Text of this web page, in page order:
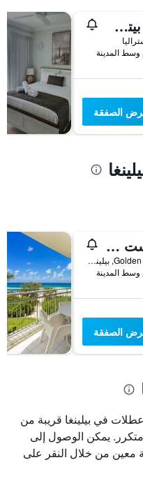
كريستال بيتش فرونت أبارتمنتس
الصفقة
جولد كوست أيربورت موتل
95 Golden Four Drive, بيلينغا, QLD, أستراليا
الصفقة
في بيلينغا قريبة من
متكرر. يمكن الوصول إلى
من خلال النقر على